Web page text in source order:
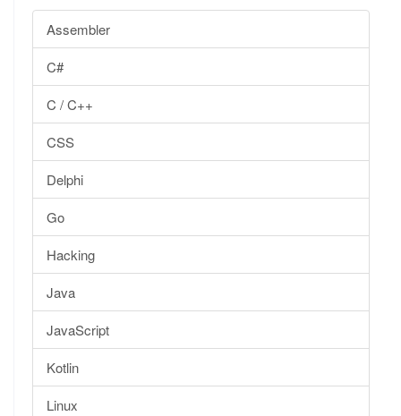
Assembler
C#
C / C++
CSS
Delphi
Go
Hacking
Java
JavaScript
Kotlin
Linux